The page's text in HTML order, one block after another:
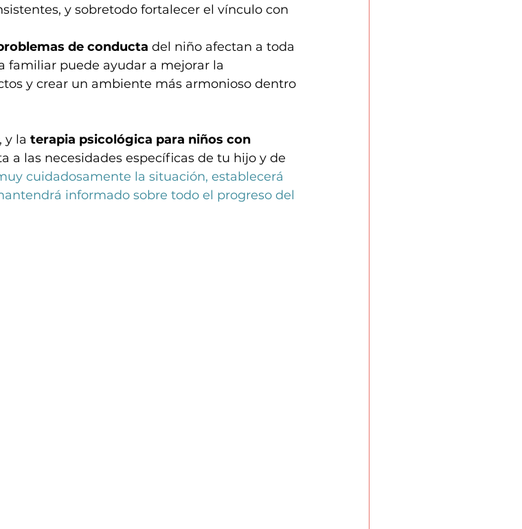
y sobretodo fortalecer el vínculo con
de conducta del niño afectan a toda
familiar puede ayudar a mejorar la
y crear un ambiente más armonioso dentro
y la terapia psicológica para niños con
a las necesidades específicas de tu hijo y de
cuidadosamente la situación, establecerá
informado sobre todo el progreso del